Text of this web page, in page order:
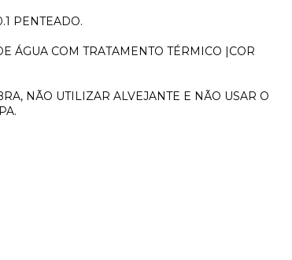
PENTEADO.
ÁGUA COM TRATAMENTO TÉRMICO |COR
NÃO UTILIZAR ALVEJANTE E NÃO USAR O